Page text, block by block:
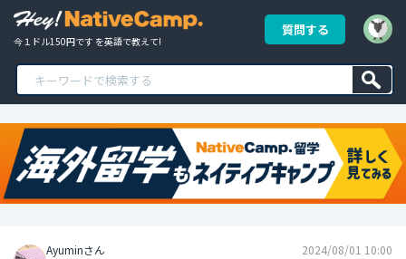
今１ドル150円です を英語で教えて!
質問する
Ayuminさん 2024/08/01 10:00